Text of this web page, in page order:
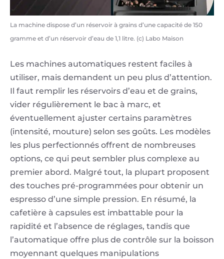
La machine dispose d’un réservoir à grains d’une capacité de 150
gramme et d’un réservoir d’eau de 1,1 litre. (c) Labo Maison
Les machines automatiques restent faciles à
utiliser, mais demandent un peu plus d’attention.
Il faut remplir les réservoirs d’eau et de grains,
vider régulièrement le bac à marc, et
éventuellement ajuster certains paramètres
(intensité, mouture) selon ses goûts. Les modèles
les plus perfectionnés offrent de nombreuses
options, ce qui peut sembler plus complexe au
premier abord. Malgré tout, la plupart proposent
des touches pré-programmées pour obtenir un
espresso d’une simple pression. En résumé, la
cafetière à capsules est imbattable pour la
rapidité et l’absence de réglages, tandis que
l’automatique offre plus de contrôle sur la boisson
moyennant quelques manipulations